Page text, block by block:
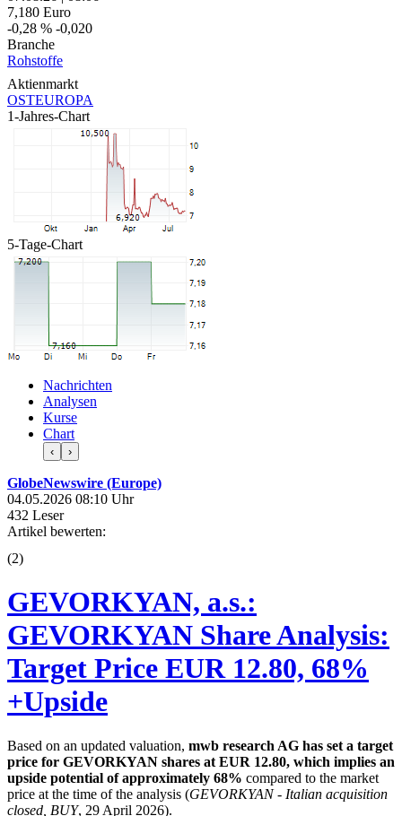
7,180 Euro
-0,28 % -0,020
Branche
Rohstoffe
Aktienmarkt
OSTEUROPA
1-Jahres-Chart
5-Tage-Chart
Nachrichten
Analysen
Kurse
Chart
‹ ›
GlobeNewswire (Europe)
04.05.2026 08:10 Uhr
432 Leser
Artikel bewerten:
(2)
GEVORKYAN, a.s.:
GEVORKYAN Share Analysis:
Target Price EUR 12.80, 68%
+Upside
Based on an updated valuation, mwb research AG has set a target
price for GEVORKYAN shares at EUR 12.80, which implies an
upside potential of approximately 68% compared to the market
price at the time of the analysis (GEVORKYAN - Italian acquisition
closed, BUY, 29 April 2026).